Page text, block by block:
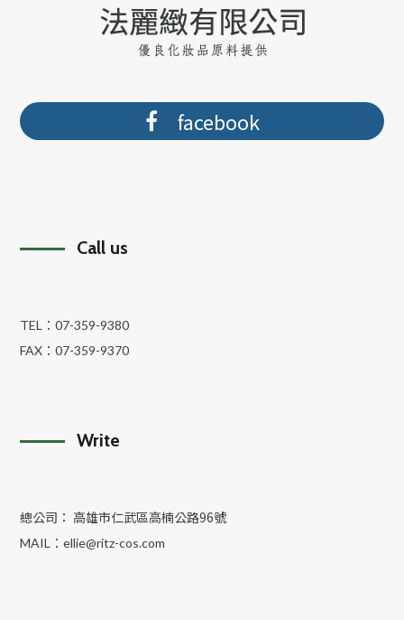
facebook
Call us
TEL：07-359-9380
FAX：07-359-9370
Write
總公司： 高雄市仁武區高楠公路96號
MAIL：ellie@ritz-cos.com